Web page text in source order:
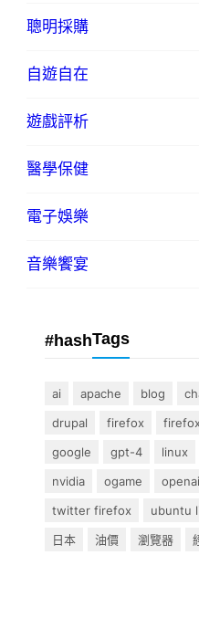
聰明採購
自遊自在
遊戲評析
醫學保健
電子娛樂
音樂饗宴
#hashTags
ai apache blog
drupal
firefox
google
gpt-4 linux
nvidia
ogame openai
twitter firefox
ubuntu
日本
油價 瀏覽器